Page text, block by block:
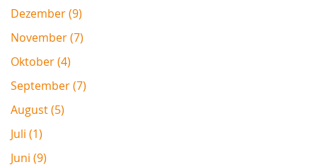
Dezember (9)
November (7)
Oktober (4)
September (7)
August (5)
Juli (1)
Juni (9)